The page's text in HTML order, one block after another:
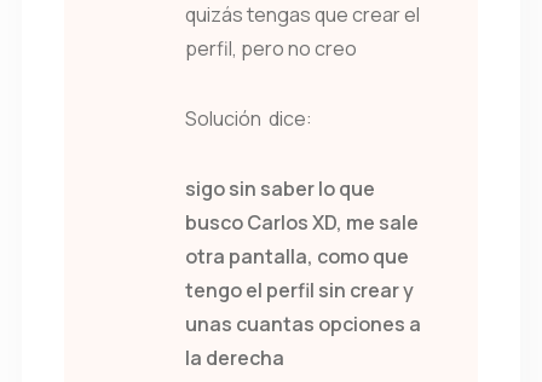
quizás tengas que crear el
perfil, pero no creo
Solución dice:
sigo sin saber lo que
busco Carlos XD, me sale
otra pantalla, como que
tengo el perfil sin crear y
unas cuantas opciones a
la derecha